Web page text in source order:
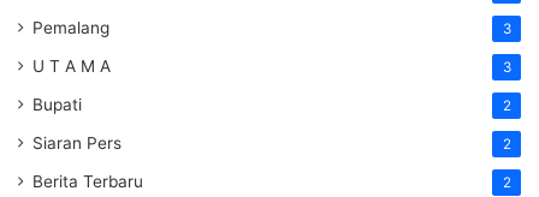
Pemalang 3
U T A M A 3
Bupati 2
Siaran Pers 2
Berita Terbaru 2